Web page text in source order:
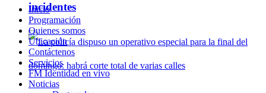
incidentes
Inicio
Programación
Quienes somos
Ubicación
Contáctenos
Servicios
FM Identidad en vivo
Noticias